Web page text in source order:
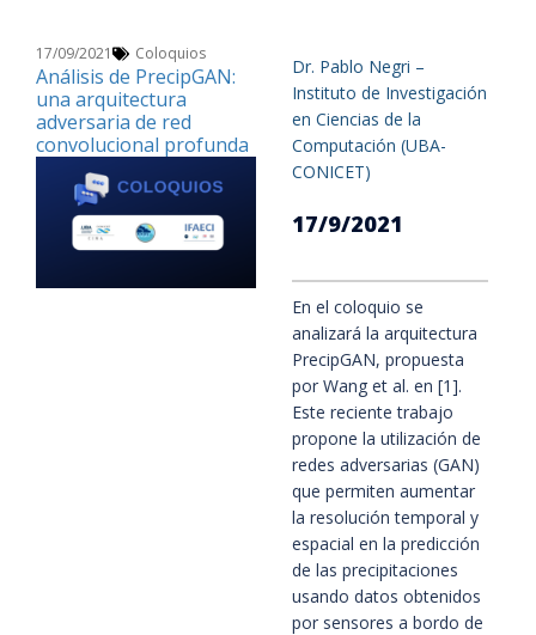
17/09/2021 Coloquios
Análisis de PrecipGAN:
una arquitectura
adversaria de red
convolucional profunda
Dr. Pablo Negri –
Instituto de Investigación
en Ciencias de la
Computación (UBA-
CONICET)
17/9/2021
En el coloquio se
analizará la arquitectura
PrecipGAN, propuesta
por Wang et al. en [1].
Este reciente trabajo
propone la utilización de
redes adversarias (GAN)
que permiten aumentar
la resolución temporal y
espacial en la predicción
de las precipitaciones
usando datos obtenidos
por sensores a bordo de